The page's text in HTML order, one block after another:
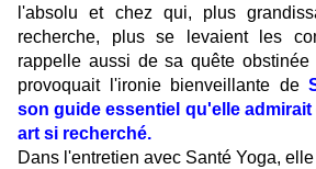
l'absolu et chez qui, plus
recherche, plus se levaient les
rappelle aussi de sa quête
provoquait l'ironie bienveillante de
son guide essentiel qu'elle
art si recherché.
Dans l'entretien avec Santé Yoga,